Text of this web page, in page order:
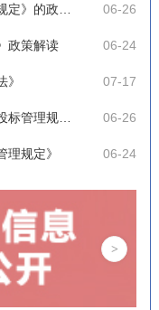
06-26
政策解读 06-24
07-17
一图读懂《韶关市工程建设项目招标投标管理规定》 06-26
规定》 06-24
>